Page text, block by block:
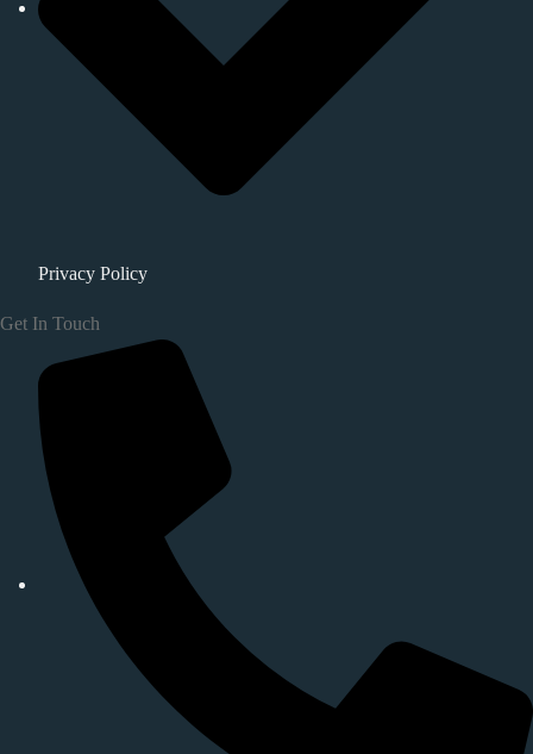
Privacy Policy
Get In Touch